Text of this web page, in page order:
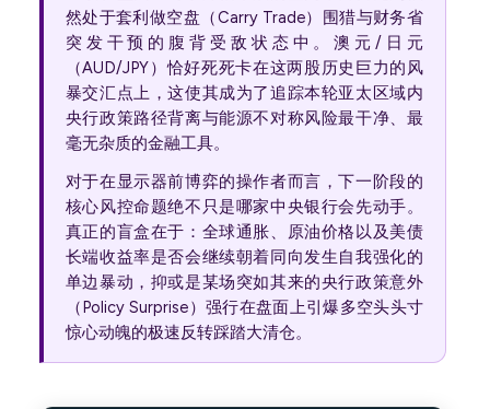
然处于套利做空盘（Carry Trade）围猎与财务省
突发干预的腹背受敌状态中。澳元/日元
（AUD/JPY）恰好死死卡在这两股历史巨力的风
暴交汇点上，这使其成为了追踪本轮亚太区域内
央行政策路径背离与能源不对称风险最干净、最
毫无杂质的金融工具。
对于在显示器前博弈的操作者而言，下一阶段的
核心风控命题绝不只是哪家中央银行会先动手。
真正的盲盒在于：全球通胀、原油价格以及美债
长端收益率是否会继续朝着同向发生自我强化的
单边暴动，抑或是某场突如其来的央行政策意外
（Policy Surprise）强行在盘面上引爆多空头头寸
惊心动魄的极速反转踩踏大清仓。